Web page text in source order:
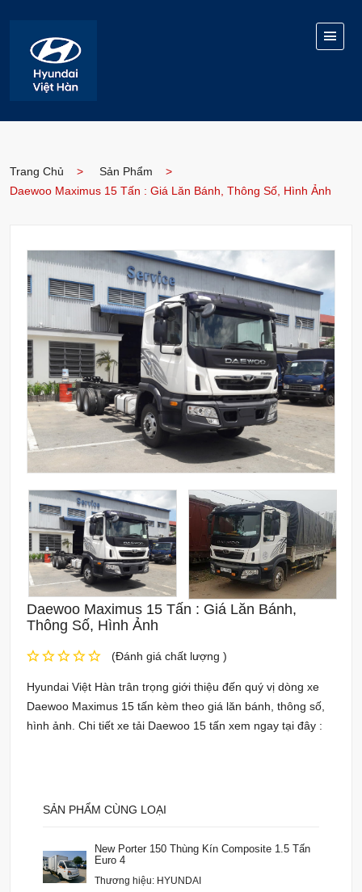
Trang Chủ
Sản Phẩm
Daewoo Maximus 15 Tấn : Giá Lăn Bánh, Thông Số, Hình Ảnh
Daewoo Maximus 15 Tấn : Giá Lăn Bánh,
Thông Số, Hình Ảnh
(Đánh giá chất lượng )
Hyundai Việt Hàn trân trọng giới thiệu đến quý vị dòng xe
Daewoo Maximus 15 tấn kèm theo giá lăn bánh, thông số,
hình ảnh. Chi tiết xe tải Daewoo 15 tấn xem ngay tại đây :
SẢN PHẨM CÙNG LOẠI
New Porter 150 Thùng Kín Composite 1.5 Tấn
Euro 4
Thương hiệu: HYUNDAI